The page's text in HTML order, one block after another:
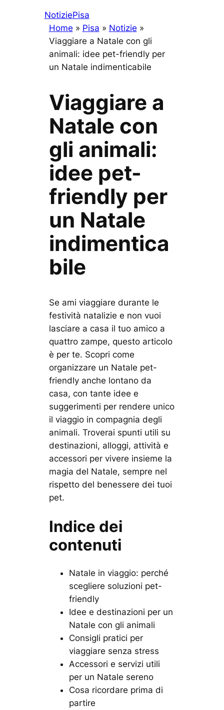
NotiziePisa
Home » Pisa » Notizie »
Viaggiare a Natale con gli
animali: idee pet-friendly per
un Natale indimenticabile
Viaggiare a
Natale con
gli animali:
idee pet-
friendly per
un Natale
indimentica
bile
Se ami viaggiare durante le
festività natalizie e non vuoi
lasciare a casa il tuo amico a
quattro zampe, questo articolo
è per te. Scopri come
organizzare un Natale pet-
friendly anche lontano da
casa, con tante idee e
suggerimenti per rendere unico
il viaggio in compagnia degli
animali. Troverai spunti utili su
destinazioni, alloggi, attività e
accessori per vivere insieme la
magia del Natale, sempre nel
rispetto del benessere dei tuoi
pet.
Indice dei
contenuti
Natale in viaggio: perché
scegliere soluzioni pet-
friendly
Idee e destinazioni per un
Natale con gli animali
Consigli pratici per
viaggiare senza stress
Accessori e servizi utili
per un Natale sereno
Cosa ricordare prima di
partire